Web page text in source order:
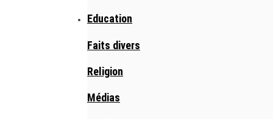
Education
Faits divers
Religion
Médias